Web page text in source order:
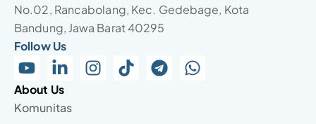
No.02, Rancabolang, Kec. Gedebage, Kota
Bandung, Jawa Barat 40295
Follow Us
About Us
Komunitas